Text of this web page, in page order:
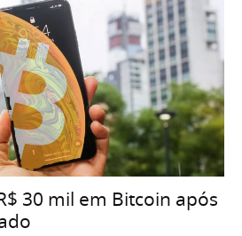
30 mil em Bitcoin após